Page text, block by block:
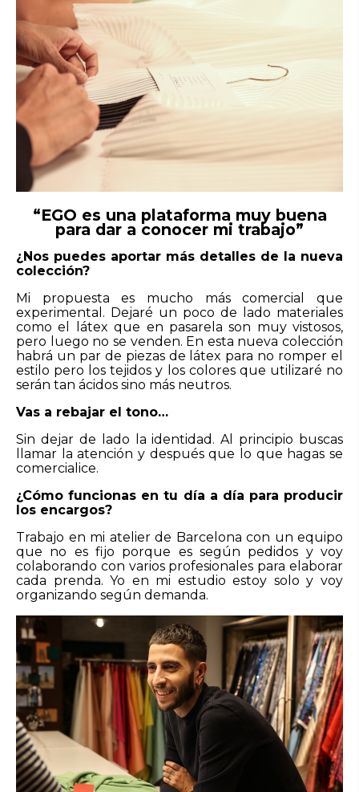
“EGO es una plataforma muy buena
para dar a conocer mi trabajo”
¿Nos puedes aportar más detalles de la nueva
colección?
Mi propuesta es mucho más comercial que
experimental. Dejaré un poco de lado materiales
como el látex que en pasarela son muy vistosos,
pero luego no se venden. En esta nueva colección
habrá un par de piezas de látex para no romper el
estilo pero los tejidos y los colores que utilizaré no
serán tan ácidos sino más neutros.
Vas a rebajar el tono…
Sin dejar de lado la identidad. Al principio buscas
llamar la atención y después que lo que hagas se
comercialice.
¿Cómo funcionas en tu día a día para producir
los encargos?
Trabajo en mi atelier de Barcelona con un equipo
que no es fijo porque es según pedidos y voy
colaborando con varios profesionales para elaborar
cada prenda. Yo en mi estudio estoy solo y voy
organizando según demanda.